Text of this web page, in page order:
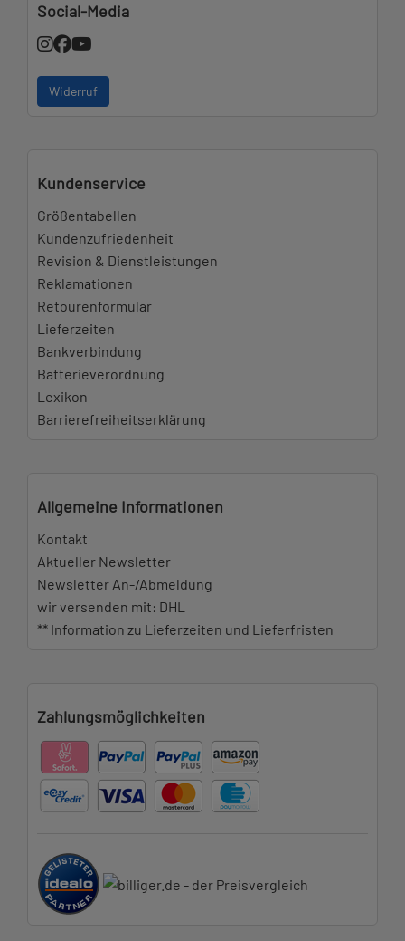
Social-Media
Widerruf
Kundenservice
Größentabellen
Kundenzufriedenheit
Revision & Dienstleistungen
Reklamationen
Retourenformular
Lieferzeiten
Bankverbindung
Batterieverordnung
Lexikon
Barrierefreiheitserklärung
Allgemeine Informationen
Kontakt
Aktueller Newsletter
Newsletter An-/Abmeldung
wir versenden mit: DHL
** Information zu Lieferzeiten und Lieferfristen
Zahlungsmöglichkeiten